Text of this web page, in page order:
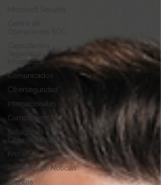
Informática
Comunicados
Ciberseguridad
Internacionales
Cumplimiento
Soluciones
Ciberseguridad
KnowBe4
Resumen de Noticias
Eventos